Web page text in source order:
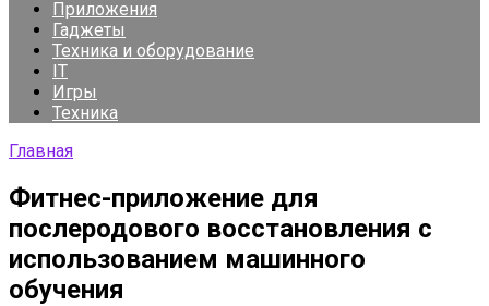
Приложения
Гаджеты
Техника и оборудование
IT
Игры
Техника
Главная
Фитнес-приложение для
послеродового восстановления с
использованием машинного
обучения